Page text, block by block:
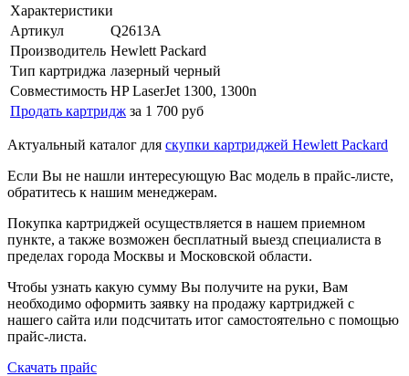
Характеристики
Артикул
Q2613A
Производитель Hewlett Packard
Тип картриджа лазерный черный
Совместимость HP LaserJet 1300, 1300n
Продать картридж за 1 700 руб
Актуальный каталог для скупки картриджей Hewlett Packard
Если Вы не нашли интересующую Вас модель в прайс-листе,
обратитесь к нашим менеджерам.
Покупка картриджей осуществляется в нашем приемном
пункте, а также возможен бесплатный выезд специалиста в
пределах города Москвы и Московской области.
Чтобы узнать какую сумму Вы получите на руки, Вам
необходимо оформить заявку на продажу картриджей с
нашего сайта или подсчитать итог самостоятельно с помощью
прайс-листа.
Скачать прайс